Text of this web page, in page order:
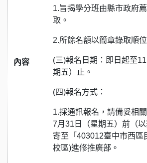
內容
1.旨揭學分班由縣市政府
取。
2.所餘名額以簡章錄取順
(三)報名日期：即日起至
期五）止。
(四)報名方式：
1.採通訊報名，請備妥相
7月31日（星期五）前（
寄至「403012臺中市西區
校區)進修推廣部。